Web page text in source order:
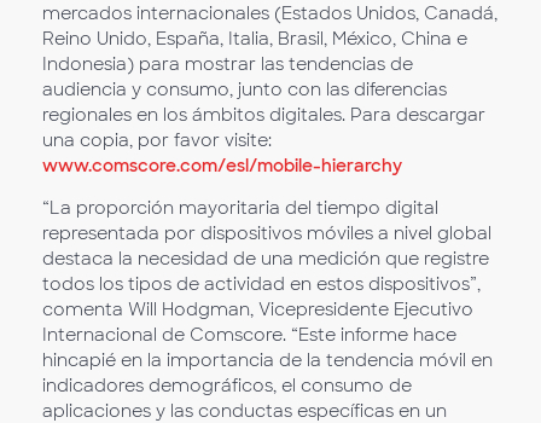
mercados internacionales (Estados Unidos, Canadá,
Reino Unido, España, Italia, Brasil, México, China e
Indonesia) para mostrar las tendencias de
audiencia y consumo, junto con las diferencias
regionales en los ámbitos digitales. Para descargar
una copia, por favor visite:
www.comscore.com/esl/mobile-hierarchy
“La proporción mayoritaria del tiempo digital
representada por dispositivos móviles a nivel global
destaca la necesidad de una medición que registre
todos los tipos de actividad en estos dispositivos”,
comenta Will Hodgman, Vicepresidente Ejecutivo
Internacional de Comscore. “Este informe hace
hincapié en la importancia de la tendencia móvil en
indicadores demográficos, el consumo de
aplicaciones y las conductas específicas en un